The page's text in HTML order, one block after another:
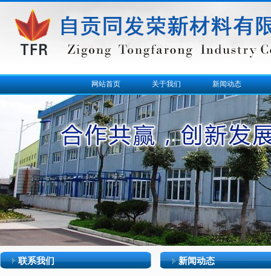
网站首页 关于我们 新闻动态
联系我们 新闻动态